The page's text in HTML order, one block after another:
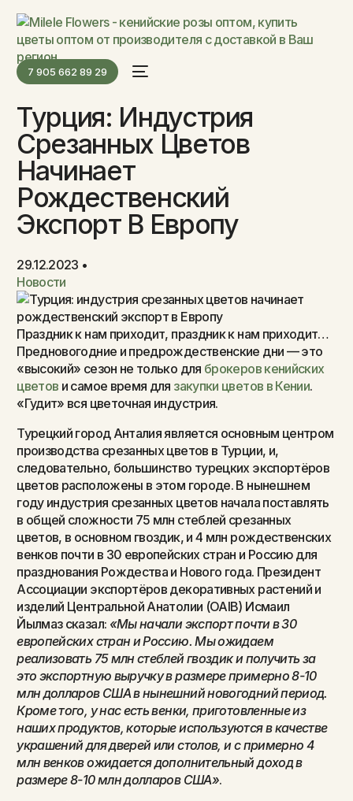
7 905 662 89 29
Турция: Индустрия
Срезанных Цветов
Начинает
Рождественский
Экспорт В Европу
29.12.2023
Новости
Праздник к нам приходит, праздник к нам приходит…
Предновогодние и предрождественские дни — это
«высокий» сезон не только для брокеров кенийских
цветов и самое время для закупки цветов в Кении.
«Гудит» вся цветочная индустрия.
Турецкий город Анталия является основным центром
производства срезанных цветов в Турции, и,
следовательно, большинство турецких экспортёров
цветов расположены в этом городе. В нынешнем
году индустрия срезанных цветов начала поставлять
в общей сложности 75 млн стеблей срезанных
цветов, в основном гвоздик, и 4 млн рождественских
венков почти в 30 европейских стран и Россию для
празднования Рождества и Нового года. Президент
Ассоциации экспортёров декоративных растений и
изделий Центральной Анатолии (OAIB) Исмаил
Йылмаз сказал: «Мы начали экспорт почти в 30
европейских стран и Россию. Мы ожидаем
реализовать 75 млн стеблей гвоздик и получить за
это экспортную выручку в размере примерно 8-10
млн долларов США в нынешний новогодний период.
Кроме того, у нас есть венки, приготовленные из
наших продуктов, которые используются в качестве
украшений для дверей или столов, и с примерно 4
млн венков ожидается дополнительный доход в
размере 8-10 млн долларов США».